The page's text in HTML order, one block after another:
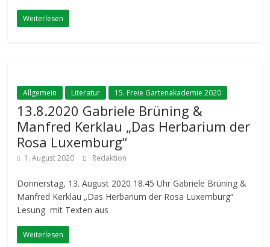
Weiterlesen
Allgemein Literatur 15. Freie Gartenakademie 2020
13.8.2020 Gabriele Brüning &
Manfred Kerklau „Das Herbarium der
Rosa Luxemburg“
1. August 2020 Redaktion
Donnerstag, 13. August 2020 18.45 Uhr Gabriele Brüning &
Manfred Kerklau „Das Herbarium der Rosa Luxemburg“
Lesung mit Texten aus
Weiterlesen